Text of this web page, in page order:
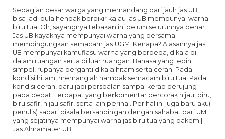
Sebagian besar warga yang memandang dari jauh jas UB,
bisa jadi pula hendak berpikir kalau jas UB mempunyai warna
biru tua. Oh, sayangnya tebakan ini belum seluruhnya benar.
Jas UB kayaknya mempunyai warna yang bersama
membingungkan semacam jas UGM. Kenapa? Alasannya jas
UB mempunyai kamuflasu warna yang berbeda, dikala di
dalam ruangan serta di luar ruangan. Bahasa yang lebih
simpel, rupanya berganti dikala hitam serta cerah. Pada
kondisi hitam, memanglah nampak semacam biru tua. Pada
kondisi cerah, baru jadi persoalan sampai kerap berujung
pada debat. Terdapat yang berkomentar bercorak hijau, biru,
biru safir, hijau safir, serta lain perihal. Perihal ini juga baru aku(
penulis) sadari dikala bersandingan dengan sahabat dari UM
yang sejatinya mempunyai warna jas biru tua yang pakem.|
Jas Almamater UB